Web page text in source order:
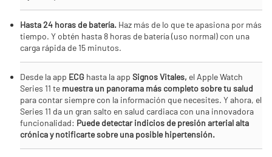
Hasta 24 horas de batería. Haz más de lo que te apasiona por más
tiempo. Y obtén hasta 8 horas de batería (uso normal) con una
carga rápida de 15 minutos.
Desde la app ECG hasta la app Signos Vitales, el Apple Watch
Series 11 te muestra un panorama más completo sobre tu salud
para contar siempre con la información que necesites. Y ahora, el
Series 11 da un gran salto en salud cardiaca con una innovadora
funcionalidad: Puede detectar indicios de presión arterial alta
crónica y notificarte sobre una posible hipertensión.